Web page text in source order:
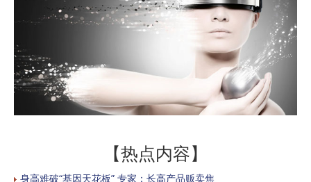
【热点内容】
身高难破“基因天花板” 专家：长高产品贩卖焦